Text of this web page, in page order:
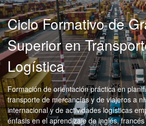
Ciclo Formativo de
Superior en
Logística
Formación de orientación práctica en
transporte de mercancías y de viajeros a
internacional y de actividades logísticas
énfasis en el aprendizaje de inglés,